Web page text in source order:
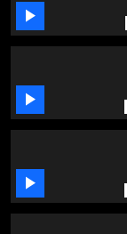
minutes,
seconds


